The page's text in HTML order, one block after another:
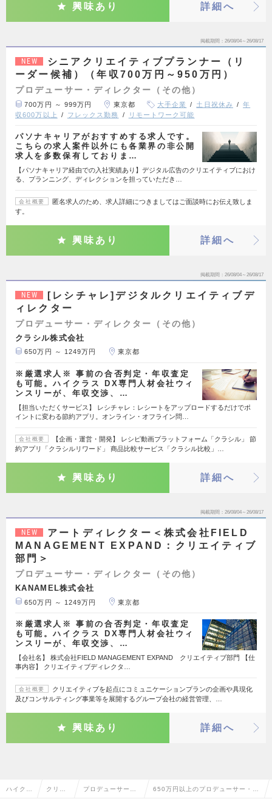
興味あり 詳細へ
掲載期間 26/08/04～26/08/17
NEW
シニアクリエイティブプランナー（リ
ーダー候補）（年収700万円～950万円）
プロデューサー・ディレクター（その他）
700万円 ～ 999万円 東京都 大手企業 土日祝休み
年
収600万以上
フレックス勤務 リモートワーク可能
パソナキャリアがおすすめする求人です。
こちらの求人案件以外にも各業界の非公開
求人を多数保有しておりま…
【パソナキャリア経由での入社実績あり】デジタル広告のクリエイティブにおけ
る、プランニング、ディレクションを担っていただき…
会社概要
匿名求人のため、求人詳細につきましてはご面談時にお伝え致しま
す。
興味あり 詳細へ
掲載期間 26/08/04～26/08/17
NEW
[レシチャレ]デジタルクリエイティブデ
ィレクター
プロデューサー・ディレクター（その他）
クラシル株式会社
650万円 ～ 1249万円 東京都
※厳選求人※ 事前の合否判定・年収査定
も可能。ハイクラス DX専門人材会社ウィ
ンスリーが、年収交渉、…
【担当いただくサービス】 レシチャレ：レシートをアップロードするだけでポ
イントに変わる節約アプリ。オンライン・オフライン問…
会社概要
【企画・運営・開発】 レシピ動画プラットフォーム「クラシル」 節
約アプリ「クラシルリワード」 商品比較サービス「クラシル比較」…
興味あり 詳細へ
掲載期間 26/08/04～26/08/17
NEW
アートディレクター＜株式会社FIELD
MANAGEMENT EXPAND：クリエイティブ
部門＞
プロデューサー・ディレクター（その他）
KANAMEL株式会社
650万円 ～ 1249万円 東京都
※厳選求人※ 事前の合否判定・年収査定
も可能。ハイクラス DX専門人材会社ウィ
ンスリーが、年収交渉、…
【会社名】 株式会社FIELD MANAGEMENT EXPAND クリエイティブ部門 【仕
事内容】 クリエイティブディレクタ…
会社概要
クリエイティブを起点にコミュニケーションプランの企画や具現化
及びコンサルティング事業等を展開するグループ会社の経営管理、…
興味あり 詳細へ
ハイクラ クリエ プロデューサー・ 650万円以上のプロデューサー・デ